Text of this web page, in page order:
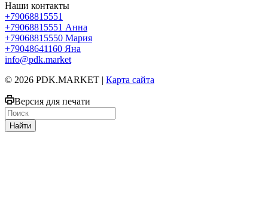
Наши контакты
+79068815551
+79068815551 Анна
+79068815550 Мария
+79048641160 Яна
info@pdk.market
© 2026 PDK.MARKET | Карта сайта
Версия для печати
Найти